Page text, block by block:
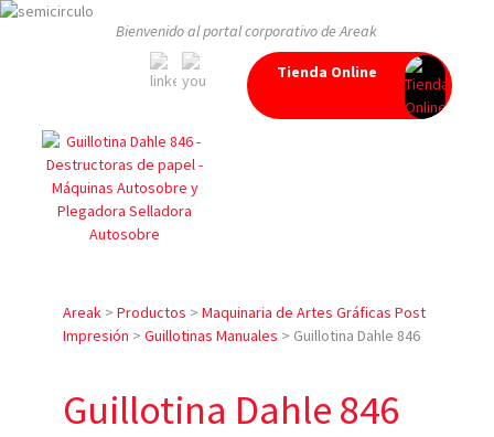
Bienvenido al portal corporativo de Areak
Tienda Online
Areak> Productos > Maquinaria de Artes Gráficas Post
Impresión > Guillotinas Manuales > Guillotina Dahle 846
Guillotina Dahle 846